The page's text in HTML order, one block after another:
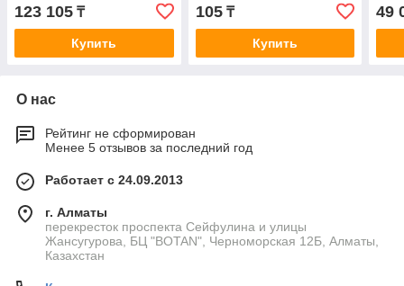
123 105 ₸
Купить
105₸
Купить
49
О нас
Рейтинг не сформирован
Менее 5 отзывов за последний год
Работает с 24.09.2013
г. Алматы
перекресток проспекта Сейфулина и улицы
Жансугурова, БЦ "BOTAN", Черноморская 12Б, Алматы,
Казахстан